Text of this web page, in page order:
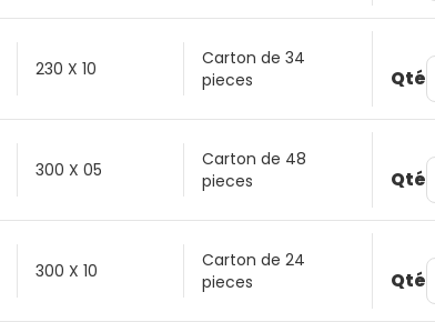
230 X 10
Carton de 34
pieces
Qté
300 X 05
Carton de 48
pieces
Qté
300 X 10
Carton de 24
pieces
Qté